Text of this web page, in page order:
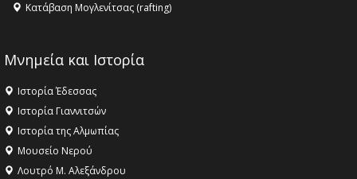
Κατάβαση Μογλενίτσας (rafting)
Μνημεία και Ιστορία
Ιστορία Έδεσσας
Ιστορία Γιαννιτσών
Ιστορία της Αλμωπίας
Μουσείο Νερού
Λουτρό Μ. Αλεξάνδρου